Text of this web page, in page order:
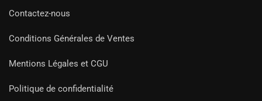
Contactez-nous
Conditions Générales de Ventes
Mentions Légales et CGU
Politique de confidentialité